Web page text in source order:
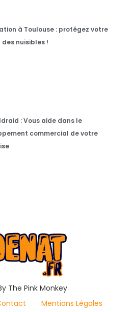
à Toulouse : protégez votre
nuisibles !
: Vous aide dans le
commercial de votre
The Pink Monkey
Mentions Légales